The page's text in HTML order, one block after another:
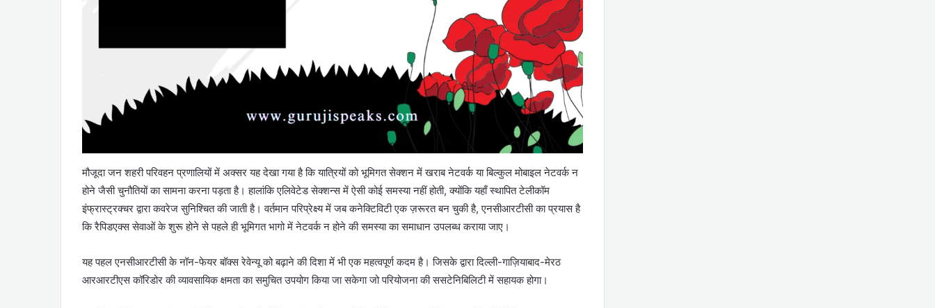
मौजूदा जन शहरी परिवहन प्रणालियों में अक्सर यह देखा गया है कि यात्रियों को भूमिगत सेक्शन में खराब नेटवर्क या बिल्कुल मोबाइल नेटवर्क न
होने जैसी चुनौतियों का सामना करना पड़ता है। हालांकि एलिवेटेड सेक्शन्स में ऐसी कोई समस्या नहीं होती, क्योंकि यहाँ स्थापित टेलीकॉम
इंफ्रास्ट्रक्चर द्वारा कवरेज सुनिश्चित की जाती है। वर्तमान परिप्रेक्ष्य में जब कनेक्टिविटी एक ज़रूरत बन चुकी है, एनसीआरटीसी का प्रयास है
कि रैपिडएक्स सेवाओं के शुरू होने से पहले ही भूमिगत भागो में नेटवर्क न होने की समस्या का समाधान उपलब्ध कराया जाए।
यह पहल एनसीआरटीसी के नॉन-फेयर बॉक्स रेवेन्यू को बढ़ाने की दिशा में भी एक महत्वपूर्ण कदम है। जिसके द्वारा दिल्ली-गाज़ियाबाद-मेरठ
आरआरटीएस कॉरिडोर की व्यावसायिक क्षमता का समुचित उपयोग किया जा सकेगा जो परियोजना की ससटेनिबिलिटी में सहायक होगा।